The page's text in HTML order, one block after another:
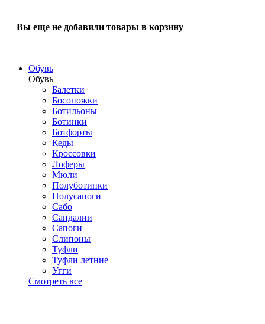
Вы еще не добавили товары в корзину
Обувь
Обувь
Балетки
Босоножки
Ботильоны
Ботинки
Ботфорты
Кеды
Кроссовки
Лоферы
Мюли
Полуботинки
Полусапоги
Сабо
Сандалии
Сапоги
Слипоны
Туфли
Туфли летние
Угги
Смотреть все